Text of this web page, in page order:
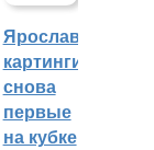
Ярославские
картингисты
снова
первые
на кубке